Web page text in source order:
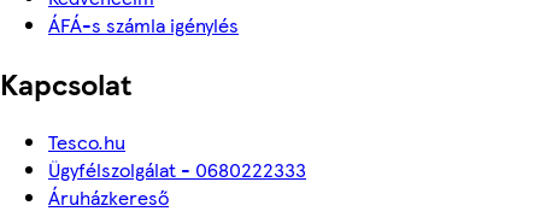
ÁFÁ-s számla igénylés
Kapcsolat
Tesco.hu
Ügyfélszolgálat - 0680222333
Áruházkereső